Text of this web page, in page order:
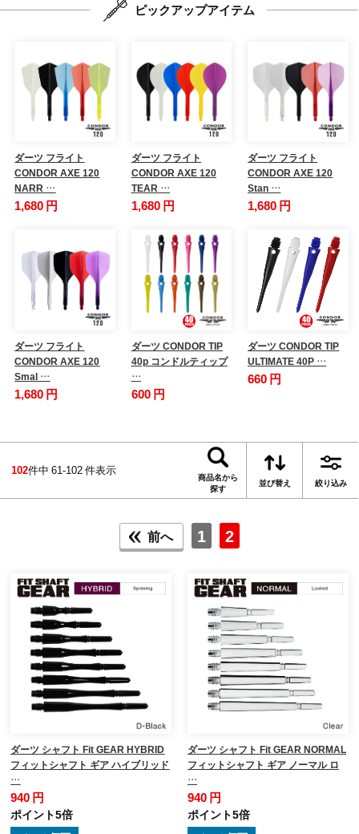
ピックアップアイテム
ダーツ フライト
CONDOR AXE 120
NARR …
1,680 円
ダーツ フライト
CONDOR AXE 120
TEAR …
1,680 円
ダーツ フライト
CONDOR AXE 120
Stan …
1,680 円
ダーツ フライト
CONDOR AXE 120
Smal …
1,680 円
ダーツ CONDOR TIP
40p コンドルティップ
…
600 円
ダーツ CONDOR TIP
ULTIMATE 40P …
660 円
102件中 61-102 件表示
商品名から
探す
並び替え 絞り込み
前へ 1 2
ダーツ シャフト Fit GEAR HYBRID
フィットシャフト ギア ハイブリッド
…
940 円
ポイント5倍
ダーツ シャフト Fit GEAR NORMAL
フィットシャフト ギア ノーマル ロ
…
940 円
ポイント5倍